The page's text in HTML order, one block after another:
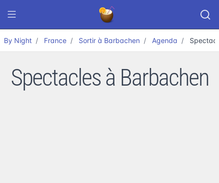
By Night France Sortir à Barbachen Agenda
Spectacles à Barbachen